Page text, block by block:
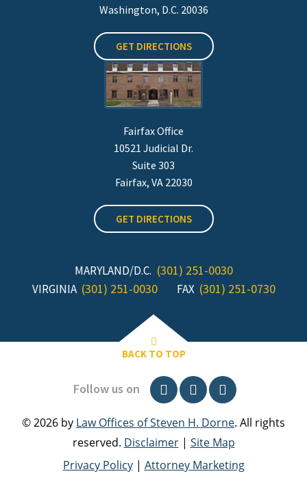
Washington, D.C. 20036
GET DIRECTIONS
Fairfax Office
10521 Judicial Dr.
Suite 303
Fairfax, VA 22030
GET DIRECTIONS
MARYLAND/D.C. (301) 251-0030
VIRGINIA (301) 251-0030 FAX (301) 251-0730
BACK TO TOP
Follow us on
© 2026 by Law Offices of Steven H. Dorne. All rights
reserved. Disclaimer| Site Map
Privacy Policy| Attorney Marketing